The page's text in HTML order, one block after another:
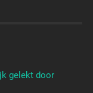
gelekt door